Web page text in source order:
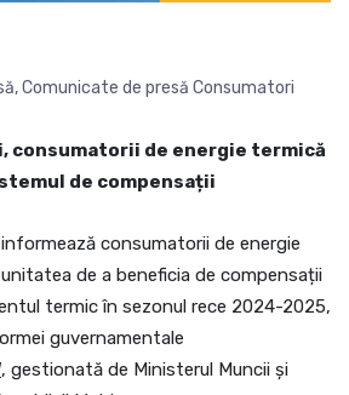
,Comunicate de presă Consumatori
consumatorii de energie termică
de compensații
informează consumatorii de energie
de a beneficia de compensații
termic în sezonul rece 2024-2025,
guvernamentale
, gestionată de Ministerul Muncii și